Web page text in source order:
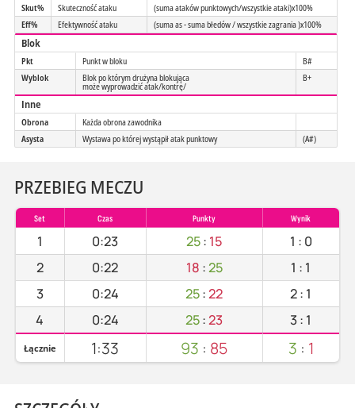
Skut%
Skuteczność ataku
(suma ataków punktowych/wszystkie ataki)x100%
Eff%
Efektywność ataku (suma as - suma błedów / wszystkie zagrania )x100%
Blok
Pkt Punkt w bloku
B#
Wyblok
Blok po którym drużyna blokująca
może wyprowadzić atak/kontrę/
B+
Inne
Obrona
Każda obrona zawodnika
Asysta
Wystawa po której wystąpił atak punktowy (A#)
PRZEBIEG MECZU
Set Czas Punkty Wynik
1 0:23 25: 15 1 : 0
2
0:22 18 :25 1 : 1
3
0:24 25:22 2: 1
4
0:24 25:23 3: 1
Łącznie 1:33 93 : 85 3 : 1